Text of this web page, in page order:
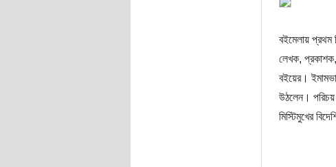
বইমেলায় প্রথম
লেখক, প্রকাশক,
বইয়ের।
উঠলেন। পরিচয়
মিস্টিমুখের